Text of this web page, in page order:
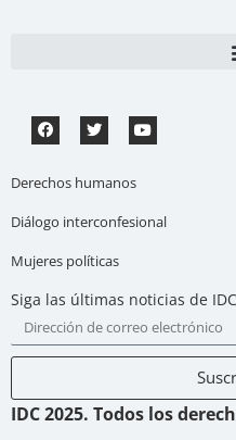
Derechos humanos
Diálogo interconfesional
Mujeres políticas
Siga las últimas noticias de IDC
IDC 2025. Todos los